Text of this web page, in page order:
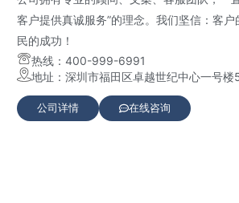
客户提供真诚服务”的理念。我们坚信：客
民的成功！
热线：400-999-6991
地址：深圳市福田区卓越世纪中心一号楼
公司详情 在线咨询